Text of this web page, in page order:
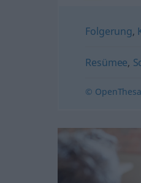
Folgerung,
Resümee,
©